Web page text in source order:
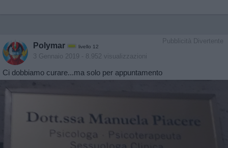
Pubblicità Divertente
Polymar livello 12
3 Gennaio 2019 - 8.952 visualizzazioni
Ci dobbiamo curare...ma solo per appuntamento